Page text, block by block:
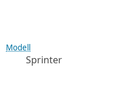
Modell
Sprinter